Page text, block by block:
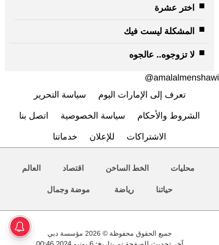
اختر عشرة
المشكلة ليست فيك
لا تزوجوه.. عالجوه
amalalmenshawi@
تعرف إلى الإمارات اليوم
سياسة التحرير
الشروط والأحكام سياسة الخصوصية اتصل بنا
الاشتراكات للإعلان خدماتنا
محليات الخط الساخن اقتصاد العالم
حياتنا رياضة موضة وجمال
جميع الحقوق محفوظة © 2026 مؤسسة دبي